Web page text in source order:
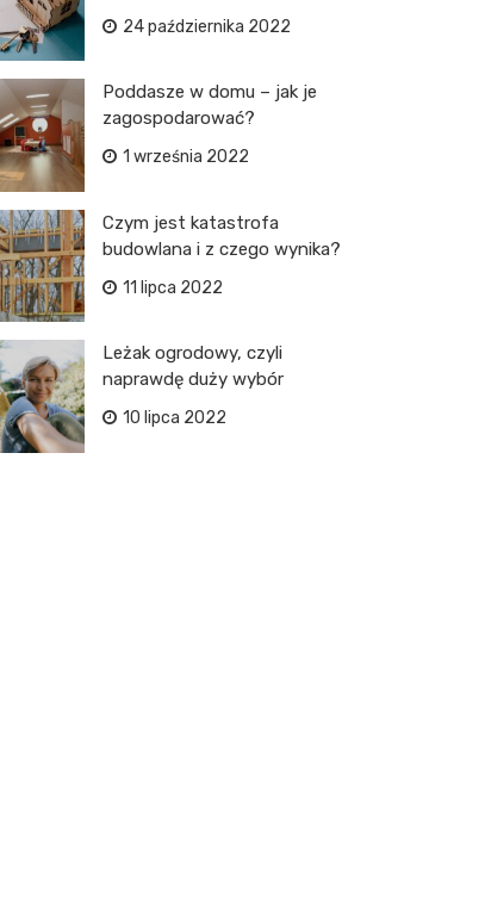
24 października 2022
Poddasze w domu – jak je
zagospodarować?
1 września 2022
Czym jest katastrofa
budowlana i z czego wynika?
11 lipca 2022
Leżak ogrodowy, czyli
naprawdę duży wybór
10 lipca 2022